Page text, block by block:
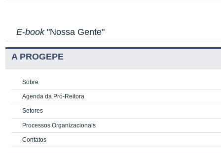
E-book"Nossa Gente"
A PROGEPE
Sobre
Agenda da Pró-Reitora
Setores
Processos Organizacionais
Contatos